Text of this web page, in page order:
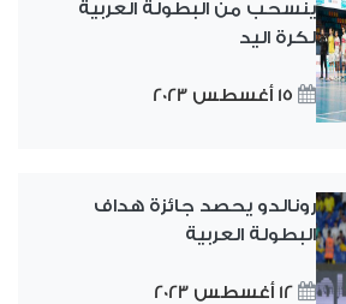
ينسحب من البطولة العربية
لكرة اليد
15 أغسطس 2023
رونالدو يحصد جائزة هداف
البطولة العربية
12 أغسطس 2023